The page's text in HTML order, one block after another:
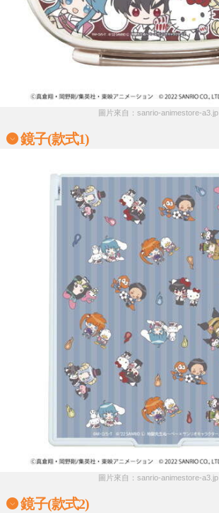
圖片來自：sanrio-animestore-a3.jp
鏡子(款式1)
圖片來自：sanrio-animestore-a3.jp
鏡子(款式2)